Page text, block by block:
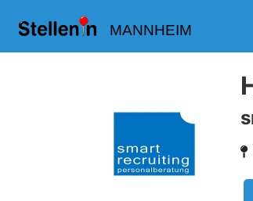
MANNHEIM